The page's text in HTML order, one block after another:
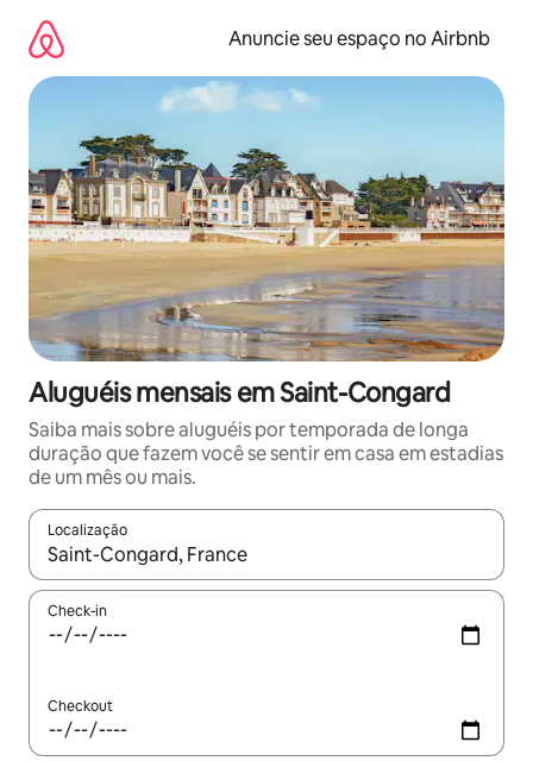
para
conteúdo
Anuncie seu espaço no Airbnb
Aluguéis mensais em Saint-Congard
Saiba mais sobre aluguéis por temporada de longa
duração que fazem você se sentir em casa em estadias
de um mês ou mais.
Localização
Quando os resultados estiverem disponíveis, explore-os
Check-in
Checkout